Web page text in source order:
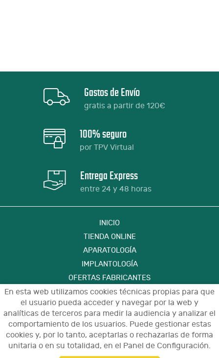
En esta web utilizamos cookies técnicas propias para que
el usuario pueda acceder y navegar por la web y
analíticas de terceros para medir la audiencia y analizar el
comportamiento de los usuarios. Puede gestionar estas
cookies y, por lo tanto, aceptarlas o rechazarlas de forma
unitaria o en su totalidad, en el Panel de Configuración.
Gastos de Envío
gratis a partir de 120€
100% seguro
por TPV Virtual
Entrega Express
entre 24 y 48 horas
INICIO
TIENDA ONLINE
APARATOLOGÍA
IMPLANTOLOGÍA
OFERTAS FABRICANTES
FORMACIÓN
CONTACTO
Aviso Legal
Política de Privacidad de Datos
Política de Cookies
Configuración de Cookies